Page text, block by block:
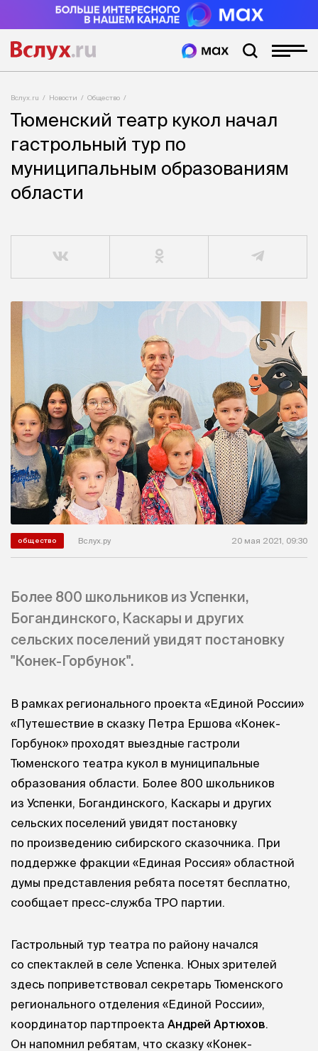
Вслух.ru Новости Общество
Тюменский театр кукол начал
гастрольный тур по
муниципальным образованиям
области
общество Вслух.ру 20 мая 2021, 09:30
Более 800 школьников из Успенки,
Богандинского, Каскары и других
сельских поселений увидят постановку
"Конек-Горбунок".
В рамках регионального проекта «Единой России»
«Путешествие в сказку Петра Ершова «Конек-
Горбунок» проходят выездные гастроли
Тюменского театра кукол в муниципальные
образования области. Более 800 школьников
из Успенки, Богандинского, Каскары и других
сельских поселений увидят постановку
по произведению сибирского сказочника. При
поддержке фракции «Единая Россия» областной
думы представления ребята посетят бесплатно,
сообщает пресс-служба ТРО партии.
Гастрольный тур театра по району начался
со спектаклей в селе Успенка. Юных зрителей
здесь поприветствовал секретарь Тюменского
регионального отделения «Единой России»,
координатор партпроекта Андрей Артюхов.
Он напомнил ребятам, что сказку «Конек-